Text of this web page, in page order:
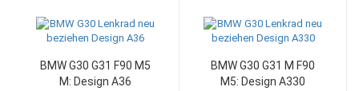
BMW G30 G31 F90 M5
M: Design A36
BMW G30 G31 M F90
M5: Design A330